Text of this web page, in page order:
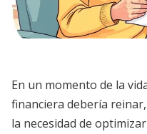
En un momento de la
financiera debería
la necesidad de